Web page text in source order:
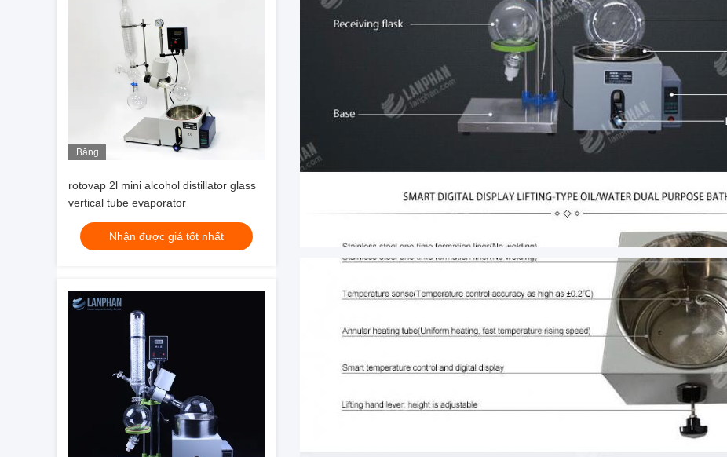
Băng
rotovap 2l mini alcohol distillator glass
vertical tube evaporator
Nhận được giá tốt nhất